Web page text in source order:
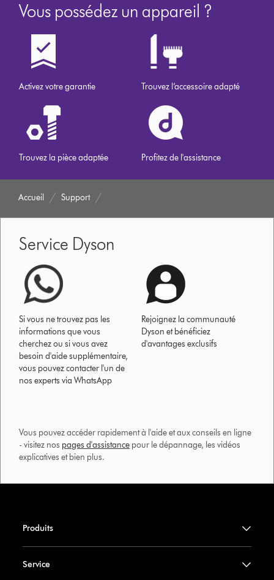
Vous possédez un appareil ?
Activez votre garantie Trouvez l’accessoire adapté
Trouvez la pièce adaptée Profitez de l'assistance
Accueil Support
Service Dyson
Si vous ne trouvez pas les
informations que vous
cherchez ou si vous avez
besoin d'aide supplémentaire,
vous pouvez contacter l'un de
nos experts via WhatsApp
Rejoignez la communauté
Dyson et bénéficiez
d'avantages exclusifs
Vous pouvez accéder rapidement à l'aide et aux conseils en ligne
- visitez nos pages d'assistance pour le dépannage, les vidéos
explicatives et bien plus.​
Produits
Service